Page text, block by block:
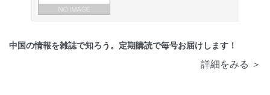
中国の情報を雑誌で知ろう。定期購読で毎号お届けします！
詳細をみる ＞